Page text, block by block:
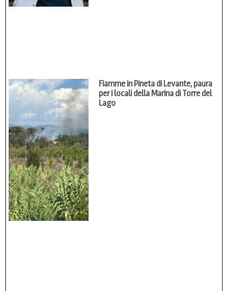
Fiamme in Pineta di Levante, paura
per i locali della Marina di Torre del
Lago